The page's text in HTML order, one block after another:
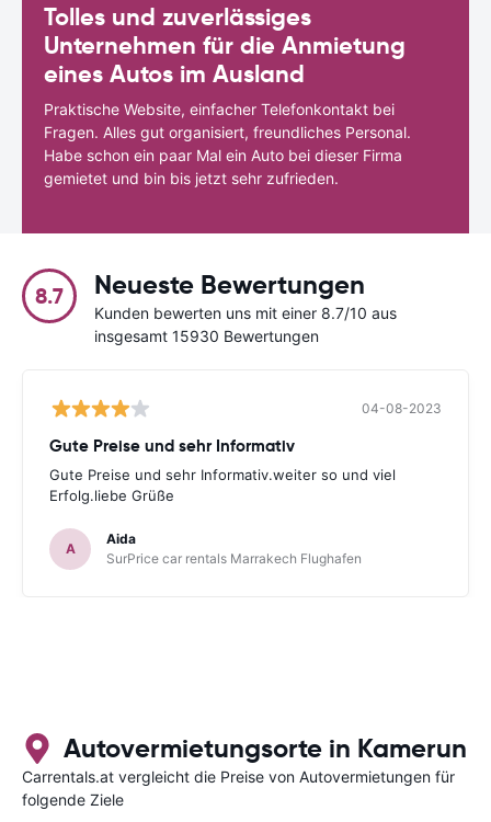
Tolles und zuverlässiges
Unternehmen für die Anmietung
eines Autos im Ausland
Praktische Website, einfacher Telefonkontakt bei
Fragen. Alles gut organisiert, freundliches Personal.
Habe schon ein paar Mal ein Auto bei dieser Firma
gemietet und bin bis jetzt sehr zufrieden.
8.7 Neueste Bewertungen
Kunden bewerten uns mit einer 8.7/10 aus
insgesamt 15930 Bewertungen
04-08-2023
Gute Preise und sehr Informativ
Gute Preise und sehr Informativ.weiter so und viel
Erfolg.liebe Grüße
A
Aida
SurPrice car rentals Marrakech Flughafen
Autovermietungsorte in Kamerun
Carrentals.at vergleicht die Preise von Autovermietungen für
folgende Ziele